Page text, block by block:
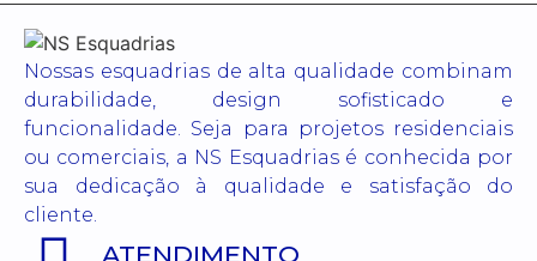
Nossas esquadrias de alta qualidade combinam
durabilidade, design sofisticado e
funcionalidade. Seja para projetos residenciais
ou comerciais, a NS Esquadrias é conhecida por
sua dedicação à qualidade e satisfação do
cliente.
ATENDIMENTO